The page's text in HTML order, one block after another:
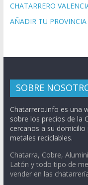
CHATARRERO
AÑADIR TU PROVINCIA
SOBRE
Chatarrero.info es una
sobre los precios de la
cercanos a su
metales reciclables.
Chatarra, Cobre,
Latón y todo tipo de
vender en las